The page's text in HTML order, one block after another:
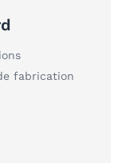
fabrication